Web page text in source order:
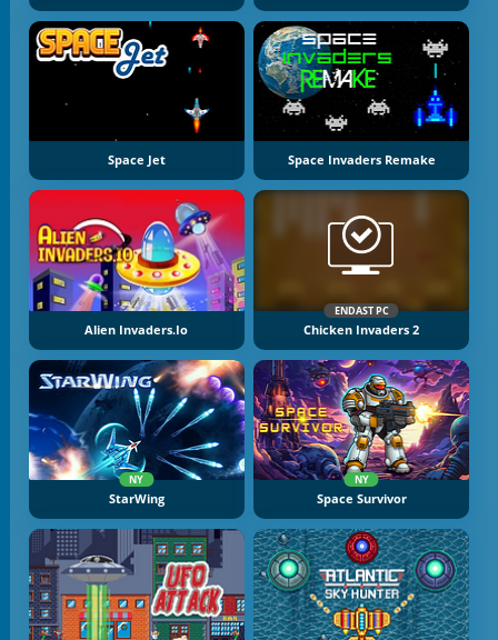
Space Jet Space Invaders Remake
Alien Invaders.io
ENDAST PC
Chicken Invaders 2
NY
StarWing
NY
Space Survivor